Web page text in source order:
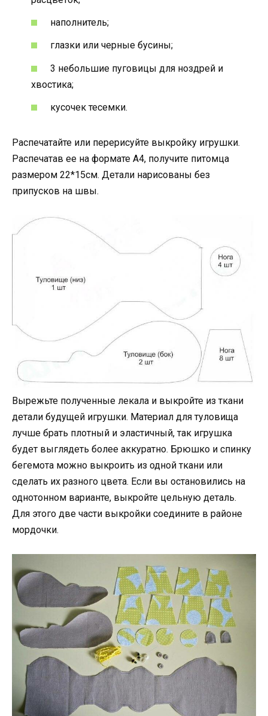
наполнитель;
глазки или черные бусины;
3 небольшие пуговицы для ноздрей и
хвостика;
кусочек тесемки.
Распечатайте или перерисуйте выкройку игрушки.
Распечатав ее на формате А4, получите питомца
размером 22*15см. Детали нарисованы без
припусков на швы.
Вырежьте полученные лекала и выкройте из ткани
детали будущей игрушки. Материал для туловища
лучше брать плотный и эластичный, так игрушка
будет выглядеть более аккуратно. Брюшко и спинку
бегемота можно выкроить из одной ткани или
сделать их разного цвета. Если вы остановились на
однотонном варианте, выкройте цельную деталь.
Для этого две части выкройки соедините в районе
мордочки.